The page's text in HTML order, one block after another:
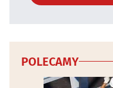
POLECAMY